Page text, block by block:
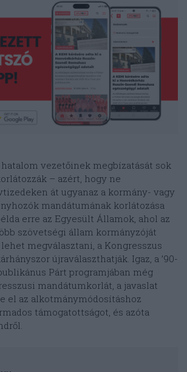
vezetőinek megbízatását sok
– azért, hogy ne
át ugyanaz a kormány- vagy
mandátumának korlátozása
erre az Egyesült Államok, ahol az
szövetségi állam kormányzóját
megválasztani, a Kongresszus
újraválaszthatják. Igaz, a ’90-
Párt programjában még
mandátumkorlát, a javaslat
el az alkotmánymódosításhoz
támogatottságot, és azóta